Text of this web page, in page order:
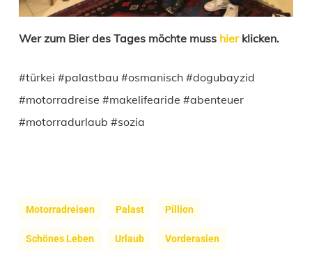
Wer zum Bier des Tages möchte muss hierklicken.
#türkei #palastbau #osmanisch #dogubayzid
#motorradreise #makelifearide #abenteuer
#motorradurlaub #sozia
Motorradreisen Palast Pillion
Schönes Leben Urlaub Vorderasien